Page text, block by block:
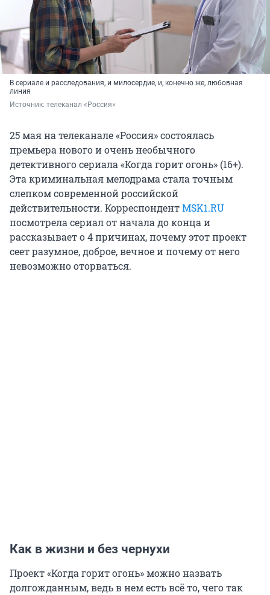
В сериале и расследования, и милосердие, и, конечно же, любовная
линия
Источник: телеканал «Россия»
25 мая на телеканале «Россия» состоялась
премьера нового и очень необычного
детективного сериала «Когда горит огонь» (16+).
Эта криминальная мелодрама стала точным
слепком современной российской
действительности. КорреспондентMSK1.RU
посмотрела сериал от начала до конца и
рассказывает о 4 причинах, почему этот проект
сеет разумное, доброе, вечное и почему от него
невозможно оторваться.
Как в жизни и без чернухи
Проект «Когда горит огонь» можно назвать
долгожданным, ведь в нем есть всё то, чего так